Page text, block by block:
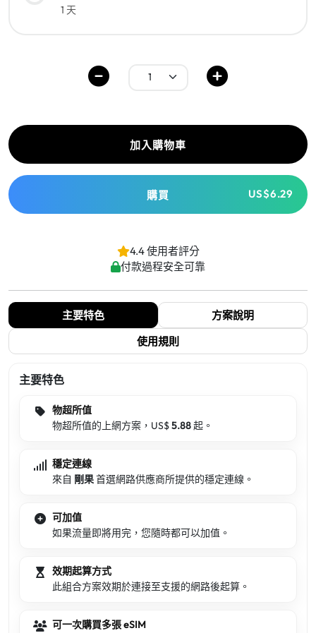
1 天
加入購物車
購買 US$6.29
4.4 使用者評分
付款過程安全可靠
主要特色
方案說明
使用規則
主要特色
物超所值
物超所值的上網方案，US$5.88起。
穩定連線
來自 剛果首選網路供應商所提供的穩定連線。
可加值
如果流量即將用完，您隨時都可以加值。
效期起算方式
此組合方案效期於連接至支援的網路後起算。
可一次購買多張 eSIM